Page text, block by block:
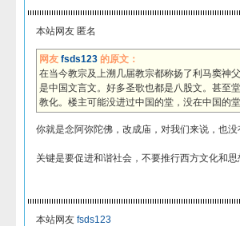
本站网友 匿名
网友 fsds123的原文：
在当今教宗及上溯几届教宗都称扬了利马窦神
是中国文言文。好多圣歌也都是八股文。甚至
教化。楼主可能没进过中国的堂，没在中国的堂
你就是念阿弥陀佛，改成庙，对我们来说，也没
关键是要促进和谐社会，不要推行西方文化和
本站网友 fsds123